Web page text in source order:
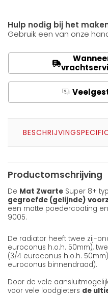
Hulp nodig bij het
Gebruik een van onze
Q
BESCHRIJVING
Productomschrijving
De Mat Zwarte Super 8+
gegroefde (gelijnde)
een matte poedercoating
9005.
De radiator heeft twee zij-
euroconus h.o.h. 50mm),
(3/4 euroconus h.o.h.
euroconus binnendraad).
Door de vele
voor vele loodgieters de